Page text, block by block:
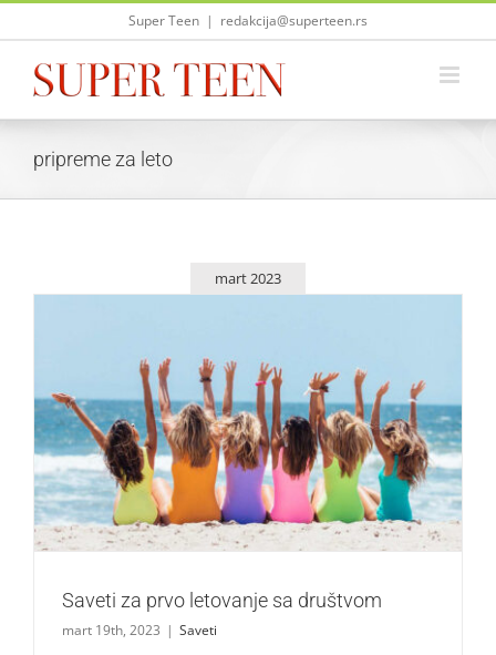
Skip
Super Teen | redakcija@superteen.rs
pripreme za leto
mart 2023
Saveti za prvo letovanje sa društvom
Saveti
Saveti za prvo letovanje sa društvom
mart 19th, 2023 | Saveti